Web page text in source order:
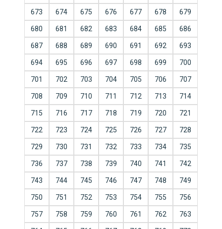
673 674 675 676 677 678 679
680 681 682 683 684 685 686
687 688 689 690 691 692 693
694 695 696 697 698 699 700
701 702 703 704 705 706 707
708 709 710 711 712 713 714
715 716 717 718 719 720 721
722 723 724 725 726 727 728
729 730 731 732 733 734 735
736 737 738 739 740 741 742
743 744 745 746 747 748 749
750 751 752 753 754 755 756
757 758 759 760 761 762 763